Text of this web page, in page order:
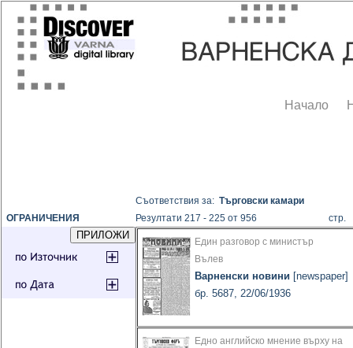
Начало
ОГРАНИЧЕНИЯ
Съответствия за:Търговски камари
Резултати 217 - 225 от 956
Един разговор с министър
Вълев
Варненски новини [newspaper]
бр. 5687, 22/06/1936
Едно английско мнение върху на